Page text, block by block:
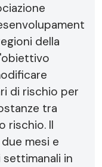
della
di rischio per
tra
rischio. Il
mesi e
settimanali in